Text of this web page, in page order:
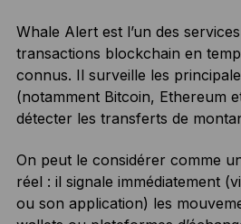
Whale Alert est l’un des
transactions blockchain en
connus. Il surveille les
(notamment Bitcoin, Ethereum
détecter les transferts de
On peut le considérer comme
réel : il signale immédiatement
ou son application) les